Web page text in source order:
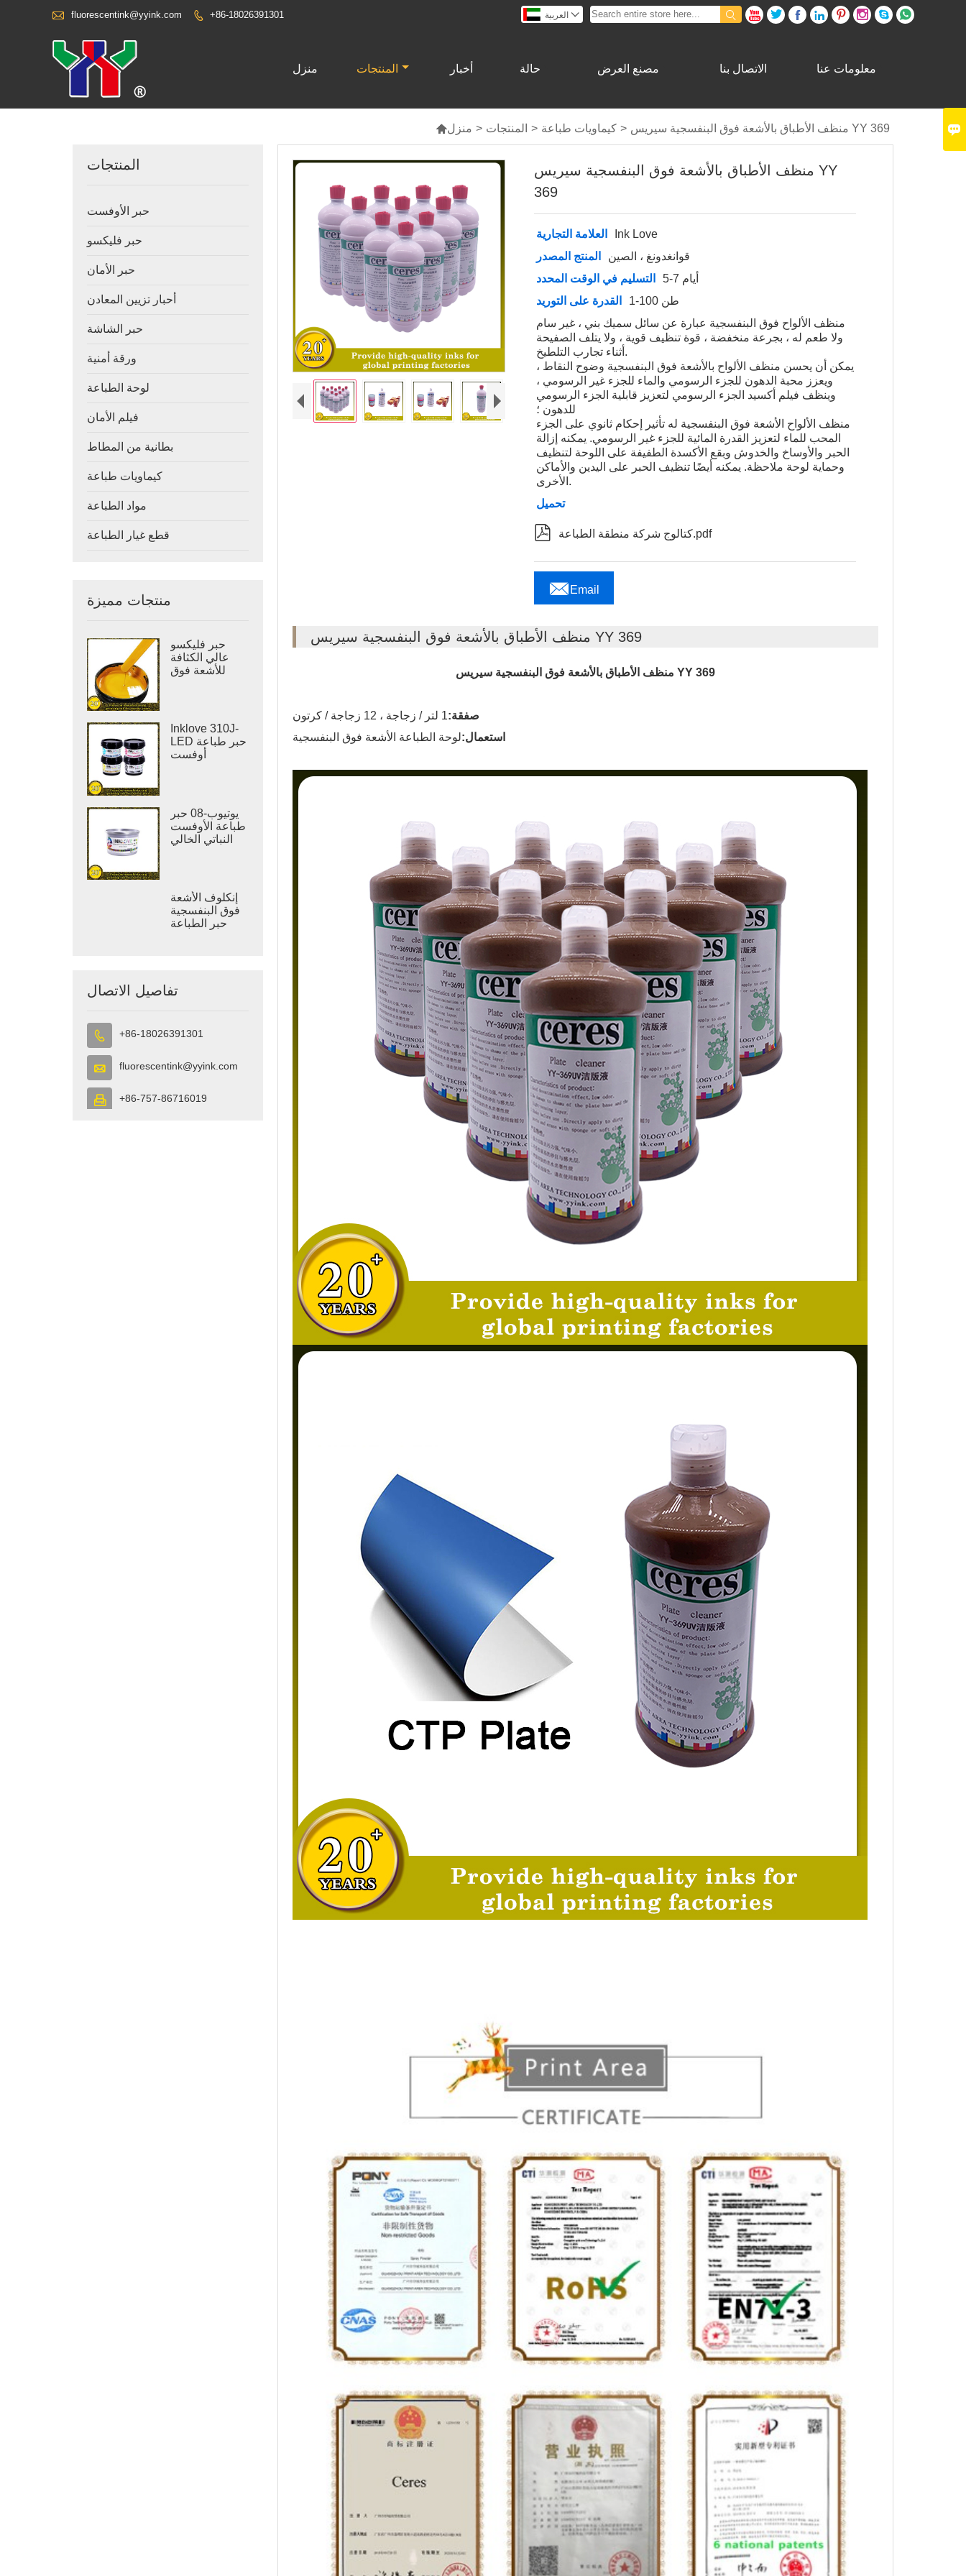
 fluorescentink@yyink.com  +86-18026391301        
 العربية 
منزل المنتجات أخبار حالة مصنع العرض الاتصال بنا معلومات عنا
منزل > المنتجات > كيماويات طباعة > منظف ​​الأطباق بالأشعة فوق البنفسجية سيريس YY 369
المنتجات
حبر الأوفست
حبر فليكسو
حبر الأمان
أحبار تزيين المعادن
حبر الشاشة
ورقة أمنية
لوحة الطباعة
فيلم الأمان
بطانية من المطاط
كيماويات طباعة
مواد الطباعة
قطع غيار الطباعة
منتجات مميزة
حبر فليكسو
عالي الكثافة
للأشعة فوق
Inklove 310J-
LED حبر طباعة
أوفست
يوتيوب-08 حبر
طباعة الأوفست
النباتي الخالي
إنكلوف الأشعة
فوق البنفسجية
حبر الطباعة
تفاصيل الاتصال
 +86-18026391301
 fluorescentink@yyink.com
 +86-757-86716019
منظف ​​الأطباق بالأشعة فوق البنفسجية سيريس YY
369
العلامة التجارية
Ink Love
المنتج المصدر
قوانغدونغ ، الصين
التسليم في الوقت المحدد
5-7 أيام
القدرة على التوريد
1-100 طن
منظف ​​الألواح فوق البنفسجية عبارة عن سائل سميك بني ، غير سام
ولا طعم له ، بجرعة منخفضة ، قوة تنظيف قوية ، ولا يتلف الصفيحة
أثناء تجارب التلطيخ.
يمكن أن يحسن منظف الألواح بالأشعة فوق البنفسجية وضوح النقاط ،
ويعزز محبة الدهون للجزء الرسومي والماء للجزء غير الرسومي ،
وينظف فيلم أكسيد الجزء الرسومي لتعزيز قابلية الجزء الرسومي
للدهون ؛
منظف ​​الألواح الأشعة فوق البنفسجية له تأثير إحكام ثانوي على الجزء
المحب للماء لتعزيز القدرة المائية للجزء غير الرسومي. يمكنه إزالة
الحبر والأوساخ والخدوش وبقع الأكسدة الطفيفة على اللوحة لتنظيف
وحماية لوحة ملاحظة. يمكنه أيضًا تنظيف الحبر على اليدين والأماكن
الأخرى.
تحميل
 كتالوج شركة منطقة الطباعة.pdf
 Email
منظف ​​الأطباق بالأشعة فوق البنفسجية سيريس YY 369
منظف ​​الأطباق بالأشعة فوق البنفسجية سيريس YY 369
صفقة:1 لتر / زجاجة ، 12 زجاجة / كرتون
استعمال:لوحة الطباعة الأشعة فوق البنفسجية
